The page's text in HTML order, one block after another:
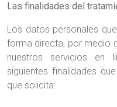
Las finalidades del
Los datos personales
forma directa, por medio
nuestros servicios en
siguientes finalidades
que solicita: